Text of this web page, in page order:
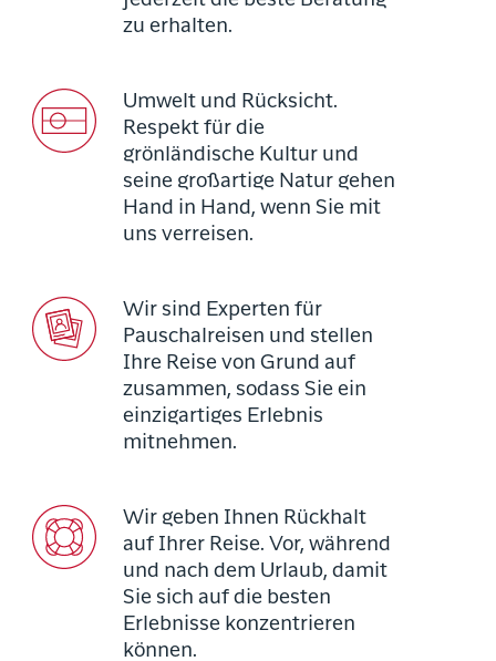
zu erhalten.
Umwelt und Rücksicht.
Respekt für die
grönländische Kultur und
seine großartige Natur gehen
Hand in Hand, wenn Sie mit
uns verreisen.
Wir sind Experten für
Pauschalreisen und stellen
Ihre Reise von Grund auf
zusammen, sodass Sie ein
einzigartiges Erlebnis
mitnehmen.
Wir geben Ihnen Rückhalt
auf Ihrer Reise. Vor, während
und nach dem Urlaub, damit
Sie sich auf die besten
Erlebnisse konzentrieren
können.